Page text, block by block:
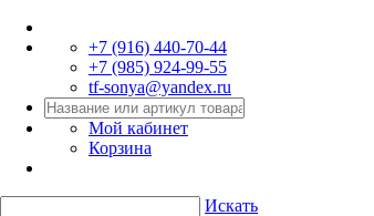
+7 (916) 440-70-44
+7 (985) 924-99-55
tf-sonya@yandex.ru
Мой кабинет
Корзина
Искать